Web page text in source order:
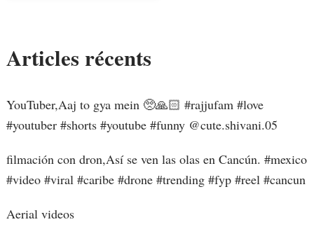
Articles récents
YouTuber,Aaj to gya mein 🥺🙏🏻 #rajjufam #love
#youtuber #shorts #youtube #funny ​⁠@cute.shivani.05
filmación con dron,Así se ven las olas en Cancún. #mexico
#video #viral #caribe #drone #trending #fyp #reel #cancun
Aerial videos